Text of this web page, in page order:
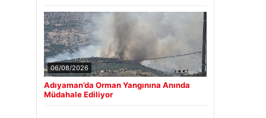
06/08/2026
Adıyaman’da Orman Yangınına Anında
Müdahale Ediliyor